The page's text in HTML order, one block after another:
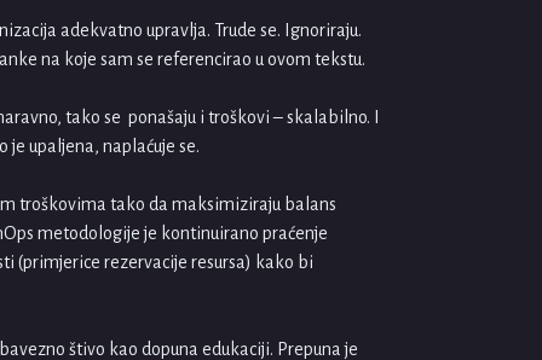
adekvatno upravlja. Trude se. Ignoriraju.
na koje sam se referencirao u ovom tekstu.
tako se ponašaju i troškovi – skalabilno. I
upaljena, naplaćuje se.
troškovima tako da maksimiziraju balans
metodologije je kontinuirano praćenje
(primjerice rezervacije resursa) kako bi
štivo kao dopuna edukaciji. Prepuna je